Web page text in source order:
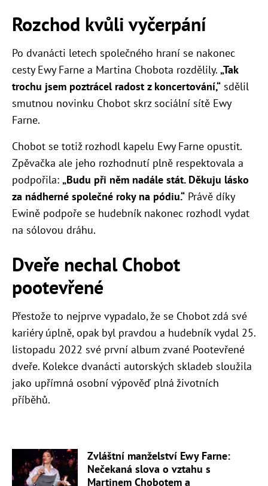
Rozchod kvůli vyčerpání
Po dvanácti letech společného hraní se nakonec
cesty Ewy Farne a Martina Chobota rozdělily. „Tak
trochu jsem poztrácel radost z koncertování,“ sdělil
smutnou novinku Chobot skrz sociální sítě Ewy
Farne.
Chobot se totiž rozhodl kapelu Ewy Farne opustit.
Zpěvačka ale jeho rozhodnutí plně respektovala a
podpořila: „Budu při něm nadále stát. Děkuju lásko
za nádherné společné roky na pódiu.“ Právě díky
Ewině podpoře se hudebník nakonec rozhodl vydat
na sólovou dráhu.
Dveře nechal Chobot
pootevřené
Přestože to nejprve vypadalo, že se Chobot zdá své
kariéry úplně, opak byl pravdou a hudebník vydal 25.
listopadu 2022 své první album zvané Pootevřené
dveře. Kolekce dvanácti autorských skladeb sloužila
jako upřímná osobní výpověď plná životních
příběhů.
Zvláštní manželství Ewy Farne:
Nečekaná slova o vztahu s
Martinem Chobotem a